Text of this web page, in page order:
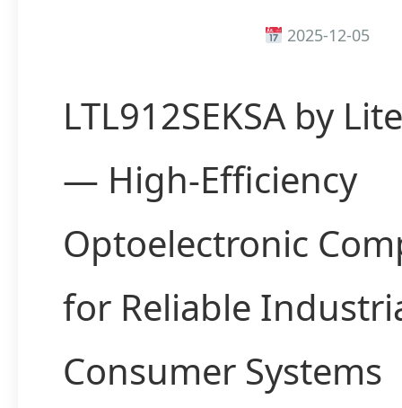
2025-12-05
LTL912SEKSA by
— High-Efficiency
Optoelectronic
for Reliable
Consumer Systems